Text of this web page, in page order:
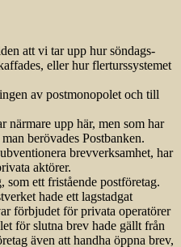
att vi tar upp hur söndags-
eller hur flerturssystemet
av postmonopolet och till
närmare upp här, men som har
berövades Postbanken.
brevverksamhet, har
aktörer.
ett fristående postföretag.
hade ett lagstadgat
förbjudet för privata operatörer
för slutna brev hade gällt från
även att handha öppna brev,